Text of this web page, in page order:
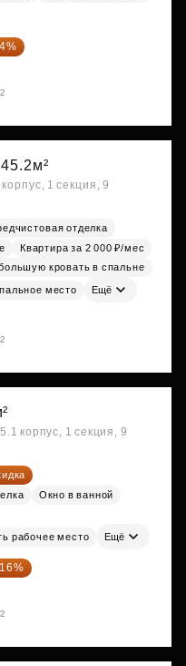
45.2м²
1 секция, 9
отделка
Квартира за 2 000 ₽/мес
кровать в спальне
место Ещё
корпус, 1 секция, 9
Окно в ванной
рабочее место Ещё